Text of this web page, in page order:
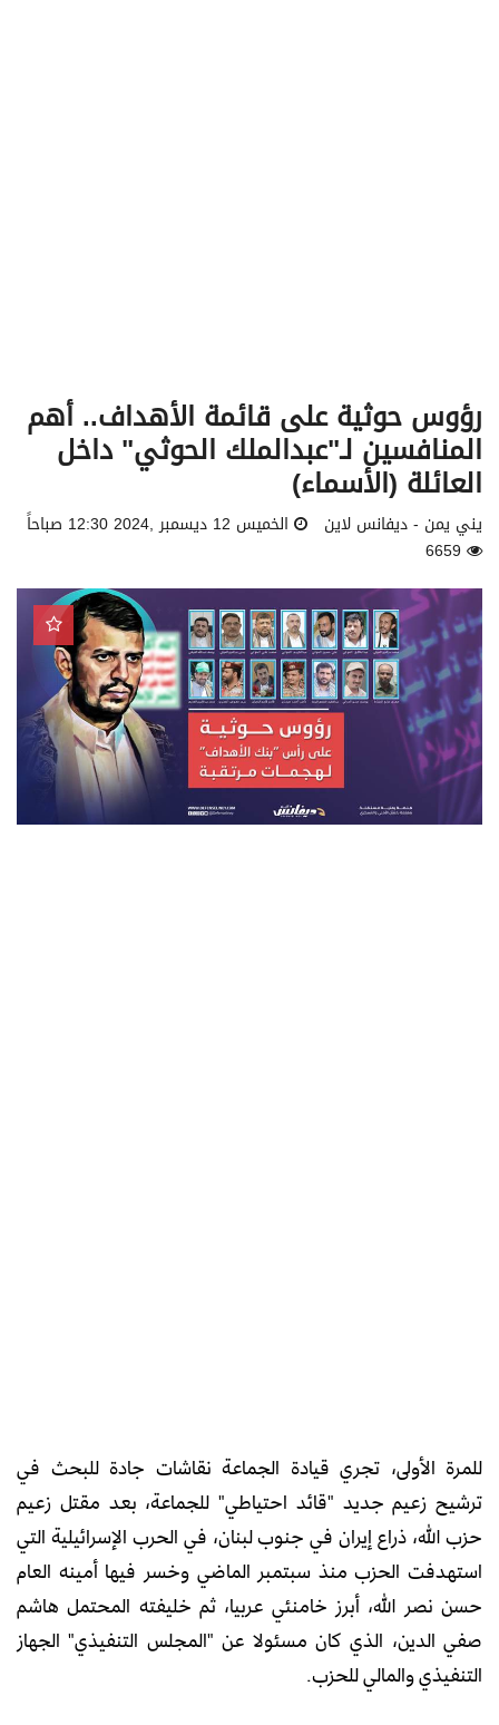
رؤوس حوثية على قائمة الأهداف.. أهم
المنافسين لـ"عبدالملك الحوثي" داخل
العائلة (الأسماء)
يني يمن - ديفانس لاين
الخميس 12 ديسمبر ,2024 12:30 صباحاً
6659
للمرة الأولى، تجري قيادة الجماعة نقاشات جادة للبحث في
ترشيح زعيم جديد "قائد احتياطي" للجماعة، بعد مقتل زعيم
حزب الله، ذراع إيران في جنوب لبنان، في الحرب الإسرائيلية التي
استهدفت الحزب منذ سبتمبر الماضي وخسر فيها أمينه العام
حسن نصر الله، أبرز خامنئي عربيا، ثم خليفته المحتمل هاشم
صفي الدين، الذي كان مسئولا عن "المجلس التنفيذي" الجهاز
التنفيذي والمالي للحزب.